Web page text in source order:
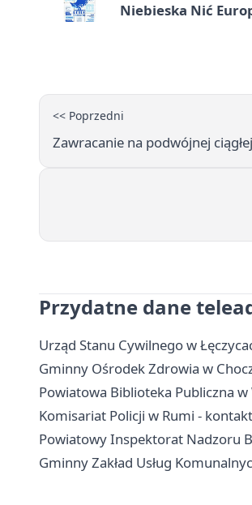
Niebieska Nić
<< Poprzedni
Zawracanie na podwójnej
Przydatne dane
Urząd Stanu Cywilnego w
Gminny Ośrodek Zdrowia w
Powiatowa Biblioteka Publiczna
Komisariat Policji w Rumi -
Powiatowy Inspektorat Nadzoru
Gminny Zakład Usług